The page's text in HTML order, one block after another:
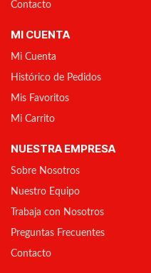
Contacto
MI CUENTA
Mi Cuenta
Histórico de Pedidos
Mis Favoritos
Mi Carrito
NUESTRA EMPRESA
Sobre Nosotros
Nuestro Equipo
Trabaja con Nosotros
Preguntas Frecuentes
Contacto